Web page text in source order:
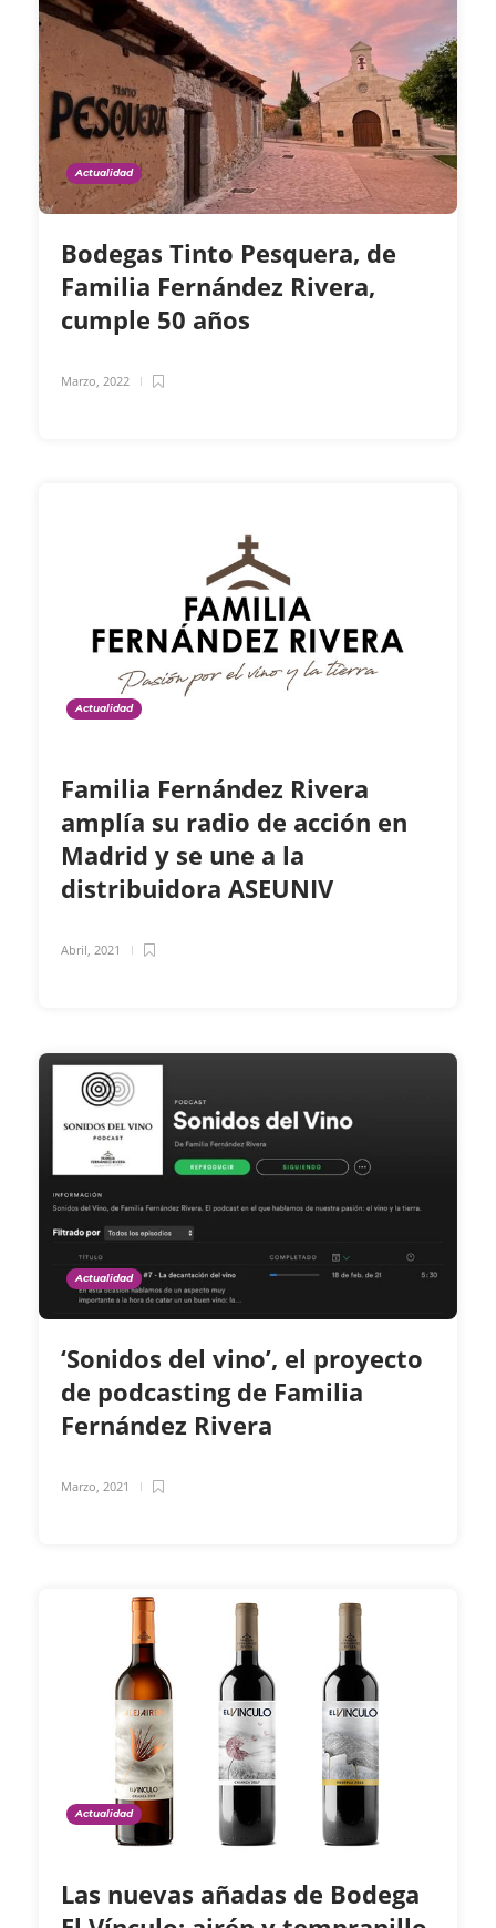
Actualidad
Bodegas Tinto Pesquera, de
Familia Fernández Rivera,
cumple 50 años
Marzo, 2022
Actualidad
Familia Fernández Rivera
amplía su radio de acción en
Madrid y se une a la
distribuidora ASEUNIV
Abril, 2021
Actualidad
‘Sonidos del vino’, el proyecto
de podcasting de Familia
Fernández Rivera
Marzo, 2021
Actualidad
Las nuevas añadas de Bodega